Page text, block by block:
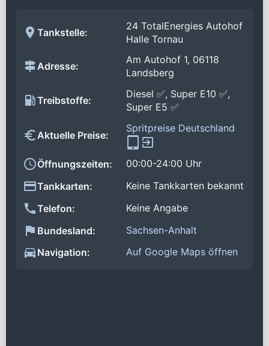
Tankstelle:
24 TotalEnergies Autohof
Halle Tornau
Adresse:
Am Autohof 1, 06118
Landsberg
Treibstoffe:
Diesel ✅, Super E10 ✅,
Super E5 ✅
Aktuelle Preise:
Spritpreise Deutschland
Öffnungszeiten:
00:00-24:00 Uhr
Tankkarten:
Keine Tankkarten bekannt
Telefon:
Keine Angabe
Bundesland:
Sachsen-Anhalt
Navigation:
Auf Google Maps öffnen